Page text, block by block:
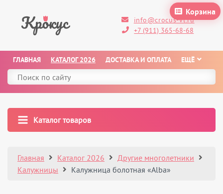
Корзина
info@crocus-vl.ru
+7 (911) 365-68-68
ГЛАВНАЯ КАТАЛОГ 2026 ДОСТАВКА И ОПЛАТА ЕЩЁ
Каталог товаров
Главная Каталог 2026
Другие многолетники
Калужницы
Калужница болотная «Alba»